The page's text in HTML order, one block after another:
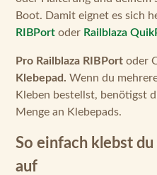
Boot. Damit eignet es sich
RIBPort oder Railblaza
Pro Railblaza RIBPort oder
Klebepad. Wenn du
Kleben bestellst, benötigst
Menge an Klebepads.
So einfach klebst
auf